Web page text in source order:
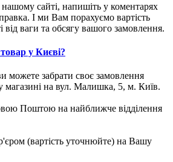
нашому сайті, напишіть у коментарях
І ми Вам порахуємо вартість
від ваги та обсягу вашого замовлення.
у Києві?
можете забрати своє замовлення
на вул. Малишка, 5, м. Київ.
Поштою на найближче відділення
(вартість уточнюйте) на Вашу